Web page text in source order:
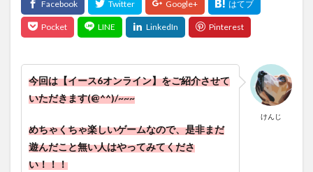
けんじ
今回は【イース6オンライン】をご紹介させて
いただきます(@^^)/~~~
めちゃくちゃ楽しいゲームなので、是非まだ
遊んだこと無い人はやってみてくださ
い！！！